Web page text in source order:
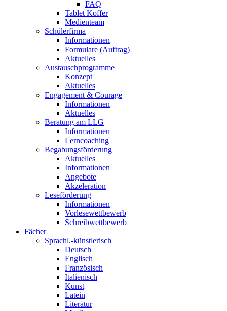
FAQ
Tablet Koffer
Medienteam
Schülerfirma
Informationen
Formulare (Auftrag)
Aktuelles
Austauschprogramme
Konzept
Aktuelles
Engagement & Courage
Informationen
Aktuelles
Beratung am LLG
Informationen
Lerncoaching
Begabungsförderung
Aktuelles
Informationen
Angebote
Akzeleration
Leseförderung
Informationen
Vorlesewettbewerb
Schreibwettbewerb
Fächer
Sprachl.-künstlerisch
Deutsch
Englisch
Französisch
Italienisch
Kunst
Latein
Literatur